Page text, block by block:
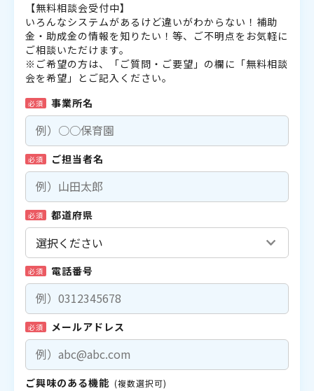
【無料相談会受付中】
いろんなシステムがあるけど違いがわからない！補助
金・助成金の情報を知りたい！等、ご不明点をお気軽に
ご相談いただけます。
※ご希望の方は、「ご質問・ご要望」の欄に「無料相談
会を希望」とご記入ください。
必須 事業所名
必須 ご担当者名
必須 都道府県
必須 電話番号
必須 メールアドレス
ご興味のある機能 (複数選択可)